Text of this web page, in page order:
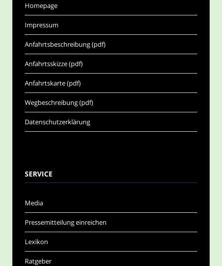
Homepage
Impressum
Anfahrtsbeschreibung (pdf)
Anfahrtsskizze (pdf)
Anfahrtskarte (pdf)
Wegbeschreibung (pdf)
Datenschutzerklärung
SERVICE
Media
Pressemitteilung einreichen
Lexikon
Ratgeber